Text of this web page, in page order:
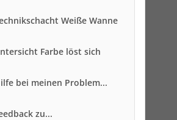
Weiße Wanne
Farbe löst sich
bei meinen Problem...
zu...